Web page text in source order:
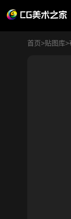
首页>贴图库>